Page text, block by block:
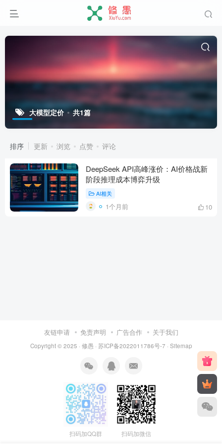
大模型定价 共1篇
排序 更新 浏览 点赞 评论
DeepSeek API高峰涨价：AI价格战新
阶段推理成本博弈升级
AI相关
1个月前 10
友链申请 免责声明 广告合作 关于我们
Copyright © 2025 · 修愚 · 苏ICP备2022011786号-7 · Sitemap
扫码加QQ群 扫码加微信